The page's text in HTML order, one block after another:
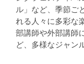
ル」など、季節ご
れる人々に多彩な
部講師や外部講師
ど、多様なジャン